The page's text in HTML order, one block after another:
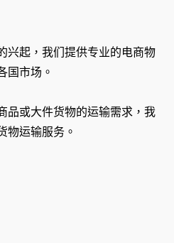
兴起，我们提供专业的电商物
国市场。
品或大件货物的运输需求，我
物运输服务。